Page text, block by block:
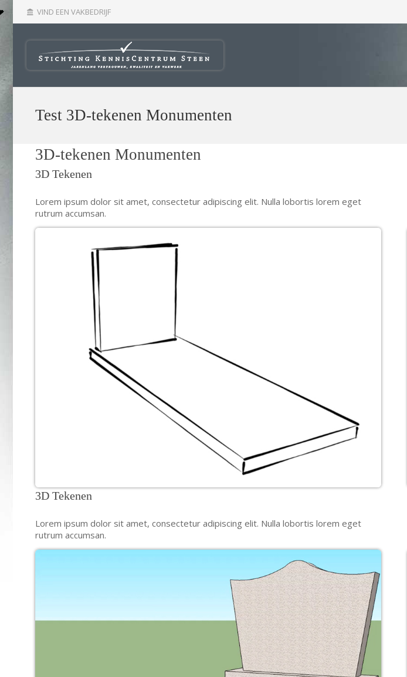
account_balance VIND EEN VAKBEDRIJF
Test 3D-tekenen Monumenten
3D-tekenen Monumenten
3D Tekenen
Lorem ipsum dolor sit amet, consectetur adipiscing elit. Nulla lobortis lorem eget
rutrum accumsan.
3D Tekenen
Lorem ipsum dolor sit amet, consectetur adipiscing elit. Nulla lobortis lorem eget
rutrum accumsan.